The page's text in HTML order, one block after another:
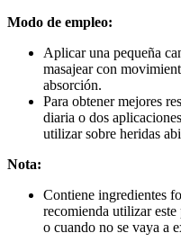
Modo de empleo:
Aplicar una pequeña
masajear con
absorción.
Para obtener mejores
diaria o dos
utilizar sobre heridas
Nota:
Contiene ingredientes
recomienda utilizar
o cuando no se vaya a